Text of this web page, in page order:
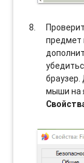
предмет
мыши на